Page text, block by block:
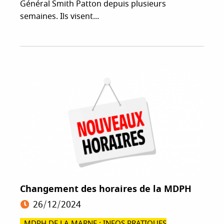
Général Smith Patton depuis plusieurs
semaines. Ils visent...
Changement des horaires de la MDPH
26/12/2024